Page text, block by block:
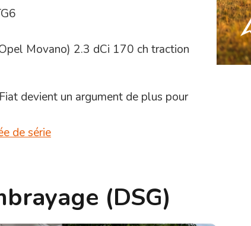
Movano) 2.3 dCi 170 ch traction
devient un argument de plus pour
de série
(DSG)